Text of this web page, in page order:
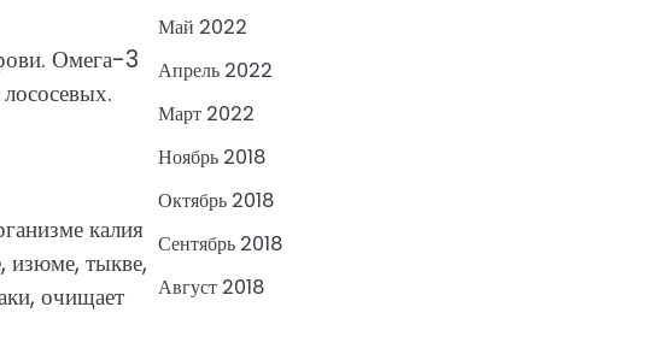
Омега-3
калия
изюме, тыкве,
очищает
Май 2022
Апрель 2022
Март 2022
Ноябрь 2018
Октябрь 2018
Сентябрь 2018
Август 2018